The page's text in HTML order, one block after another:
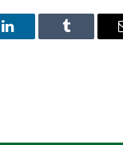
LinkedIn Tumblr